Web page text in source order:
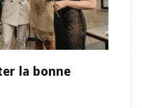
la bonne